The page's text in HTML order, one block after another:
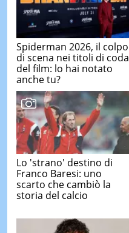
Spiderman 2026, il colpo
di scena nei titoli di coda
del film: lo hai notato
anche tu?
Lo 'strano' destino di
Franco Baresi: uno
scarto che cambiò la
storia del calcio